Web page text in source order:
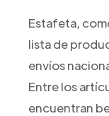
Estafeta,
lista de
envíos
Entre los
encuentran